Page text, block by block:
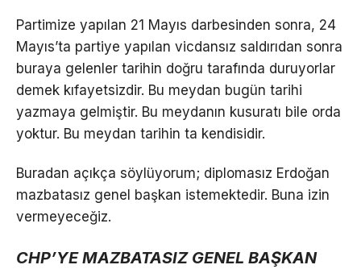
Partimize yapılan 21 Mayıs darbesinden sonra, 24
Mayıs’ta partiye yapılan vicdansız saldırıdan sonra
buraya gelenler tarihin doğru tarafında duruyorlar
demek kıfayetsizdir. Bu meydan bugün tarihi
yazmaya gelmiştir. Bu meydanın kusuratı bile orda
yoktur. Bu meydan tarihin ta kendisidir.
Buradan açıkça söylüyorum; diplomasız Erdoğan
mazbatasız genel başkan istemektedir. Buna izin
vermeyeceğiz.
CHP’YE MAZBATASIZ GENEL BAŞKAN